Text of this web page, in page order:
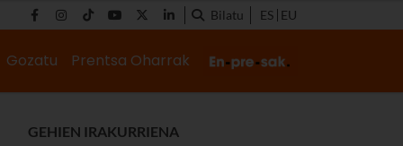
Bilatu ES EU
Gozatu Prentsa Oharrak
GEHIEN IRAKURRIENA